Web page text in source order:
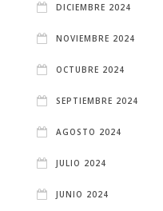
DICIEMBRE 2024
NOVIEMBRE 2024
OCTUBRE 2024
SEPTIEMBRE 2024
AGOSTO 2024
JULIO 2024
JUNIO 2024